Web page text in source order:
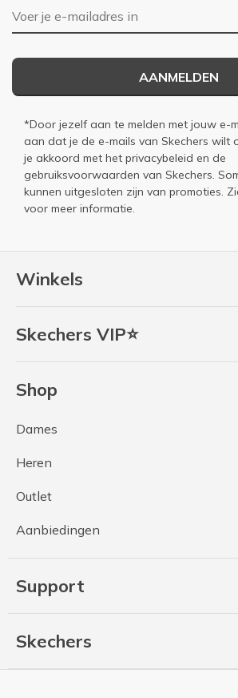
Winkels
Skechers VIP⭐
Shop
Dames
Heren
Outlet
Aanbiedingen
Support
Skechers
E-mailadres
AANMELDEN
*Door jezelf aan te melden met jouw e-
aan dat je de e-mails van Skechers wilt
je akkoord met het privacybeleid en de
gebruiksvoorwaarden van Skechers.
kunnen uitgesloten zijn van promoties.
voor meer informatie.